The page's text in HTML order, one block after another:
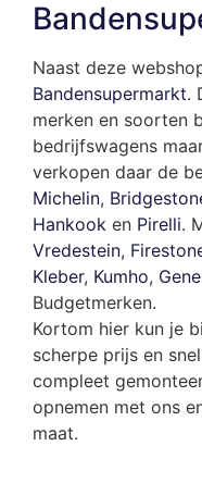
Naast deze
Bandensupermarkt.
merken en soorten
bedrijfswagens
verkopen daar de
Michelin,
Hankook en Pirelli.
Vredestein,
Kleber, Kumho,
Budgetmerken.
Kortom hier kun je
scherpe prijs en
compleet
opnemen met ons
maat.